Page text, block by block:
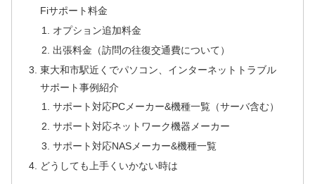
Fiサポート料金
オプション追加料金
出張料金（訪問の往復交通費について）
東大和市駅近くでパソコン、インターネットトラブル
サポート事例紹介
サポート対応PCメーカー&機種一覧（サーバ含む）
サポート対応ネットワーク機器メーカー
サポート対応NASメーカー&機種一覧
どうしても上手くいかない時は